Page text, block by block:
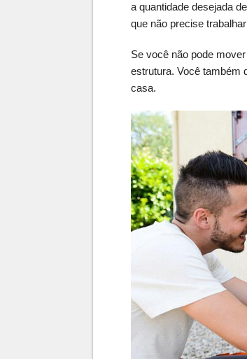
a quantidade desejada
que não precise
Se você não pode
estrutura. Você também
casa.